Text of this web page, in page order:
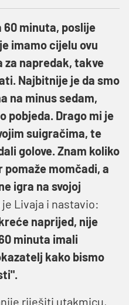
60 minuta, poslije
imamo cijelu ovu
za napredak, takve
Najbitnije je da smo
na minus sedam,
pobjeda. Drago mi je
suigračima, te
golove. Znam koliko
pomaže momčadi, a
igra na svojoj
je Livaja i nastavio:
naprijed, nije
minuta imali
kako bismo
riješiti utakmicu,